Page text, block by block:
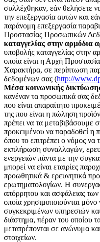
συλλέχθηκαν, εάν θελήσετε
την επεξεργασία αυτών και
παράνομη επεξεργασία
Προστασίας Προσωπικών
καταγγελίας στην αρμόδια
υποβολής καταγγελίας στην
οποία είναι η Αρχή
Χαρακτήρα, σε περίπτωση
δεδομένων σας (http://
Μέσα κοινωνικής
κανέναν τα προσωπικά σας
που είναι απαραίτητο
της που είναι η πώληση
πρέπει να τα μεταβιβάσουμε
προκειμένου να παραδοθεί η
όπου το επιτρέπει ο νόμος να
εκπλήρωση συναλλαγών,
ενεργειών πάντα με την
μπορεί να είναι εταιρίες
προωθητικά & ερευνητικά
ερωτηματολογίων. Η
απόρρητου και ασφάλειας
οποία χρησιμοποιούνται
συγκεκριμένων υπηρεσιών
διάστημα, πέραν του οποίου
μετατρέπονται σε ανώνυμα
στοιχείων.